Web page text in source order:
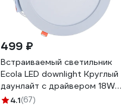
499 ₽
Встраиваемый светильник
Ecola LED downlight Круглый
даунлайт с драйвером 18W
220V 4200K 225x20
4.1(67)